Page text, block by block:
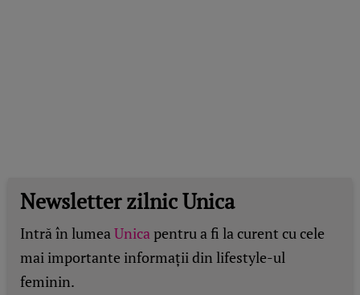
Newsletter zilnic Unica
Intră în lumeaUnicapentru a fi la curent cu cele
mai importante informații din lifestyle-ul
feminin.